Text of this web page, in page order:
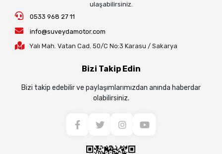
ulaşabilirsiniz.
0533 968 27 11
info@suveydamotor.com
Yalı Mah. Vatan Cad. 50/C No:3 Karasu / Sakarya
Bizi Takip Edin
Bizi takip edebilir ve paylaşımlarımızdan anında haberdar
olabilirsiniz.